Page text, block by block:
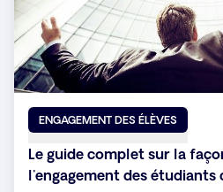
ENGAGEMENT DES ÉLÈVES
Le guide complet sur la
l'engagement des étudiants